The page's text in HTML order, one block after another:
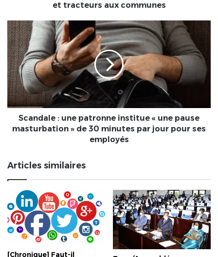
tracteurs
aux
communes
et tracteurs aux communes
Scandale
:
une
patronne
institue
«
une
pause
masturbation
de
jour
pour
employés
Scandale : une patronne institue « une pause
masturbation » de 30 minutes par jour pour ses
employés
Articles similaires
[Chronique] Faut-il